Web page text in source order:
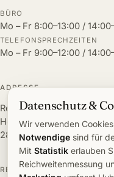
BÜRO
Mo – Fr 8:00–13:00 /
TELEFONSPRECHZEITEN
Mo – Fr 9:00–12:00 /
ADRESSE
Rechtsanwalt Kaufmann
Heilbronnstraße 2
28832 Achim
RECHTSGEBIETE
Datenschutz &
Wir verwenden
Notwendigesind für
Mit Statistikerlauben
Reichweitenmessung